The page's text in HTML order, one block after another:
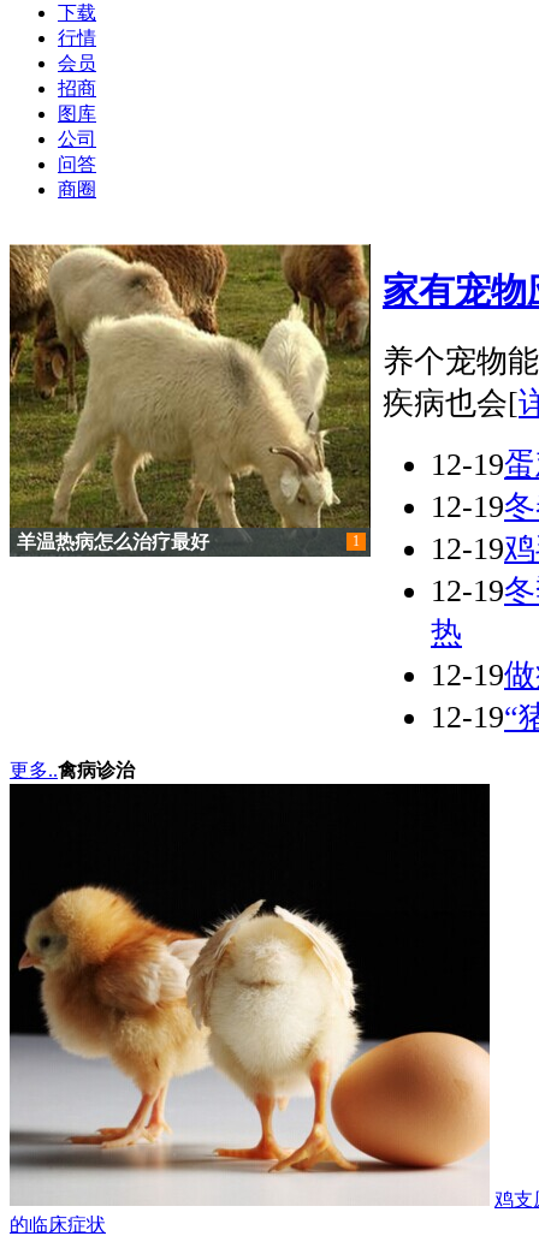
下载
行情
会员
招商
图库
公司
问答
商圈
羊温热病怎么治疗最好 1
家有宠物
养个宠物
疾病也会[
12-19
12-19
12-19
12-19
热
12-19
12-19“
更多..禽病诊治
鸡支
的临床症状